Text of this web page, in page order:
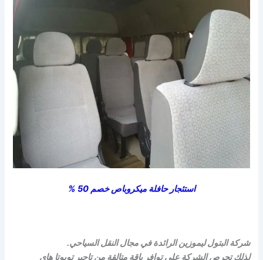
استئجار حافلة ميكروباص خصم 50 %
شركة البتول ليموزين الرائدة في مجال النقل السياحي.
لذلك تحرص الشركة علي توافر باقة متالقة من تاجير تويوتا هاي